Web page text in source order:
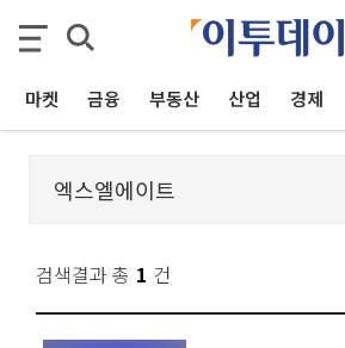
마켓 금융 부동산 산업 경제
검색결과 총 1 건